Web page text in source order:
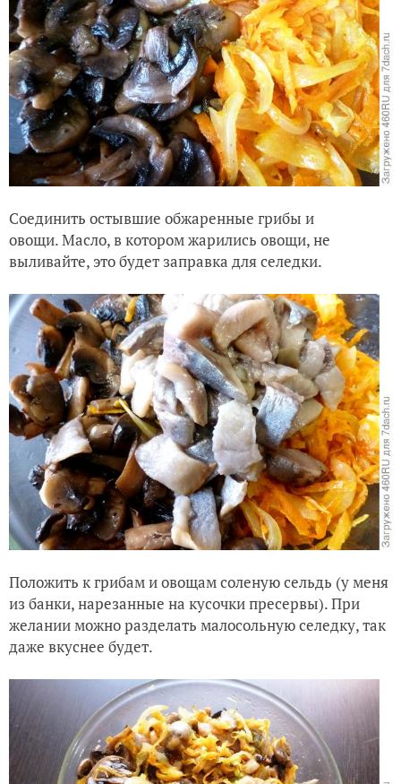
Соединить остывшие обжаренные грибы и
овощи. Масло, в котором жарились овощи, не
выливайте, это будет заправка для селедки.
Положить к грибам и овощам соленую сельдь (у меня
из банки, нарезанные на кусочки пресервы). При
желании можно разделать малосольную селедку, так
даже вкуснее будет.